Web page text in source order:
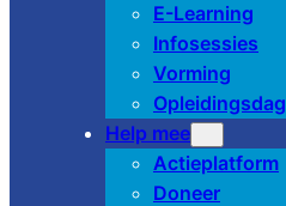
E-Learning
Infosessies
Vorming
Opleidingsdag
Help mee
Actieplatform
Doneer